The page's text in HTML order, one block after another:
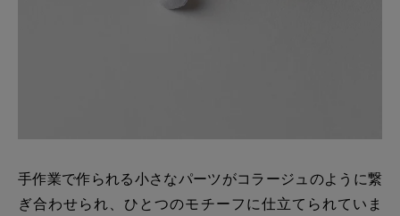
手作業で作られる小さなパーツがコラージュのように繋
ぎ合わせられ、ひとつのモチーフに仕立てられていま